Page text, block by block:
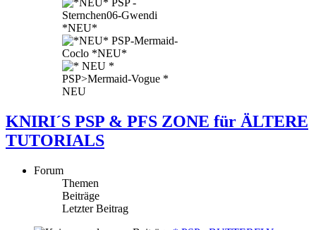
KNIRI´S PSP & PFS ZONE für ÄLTERE
TUTORIALS
Forum
Themen
Beiträge
Letzter Beitrag